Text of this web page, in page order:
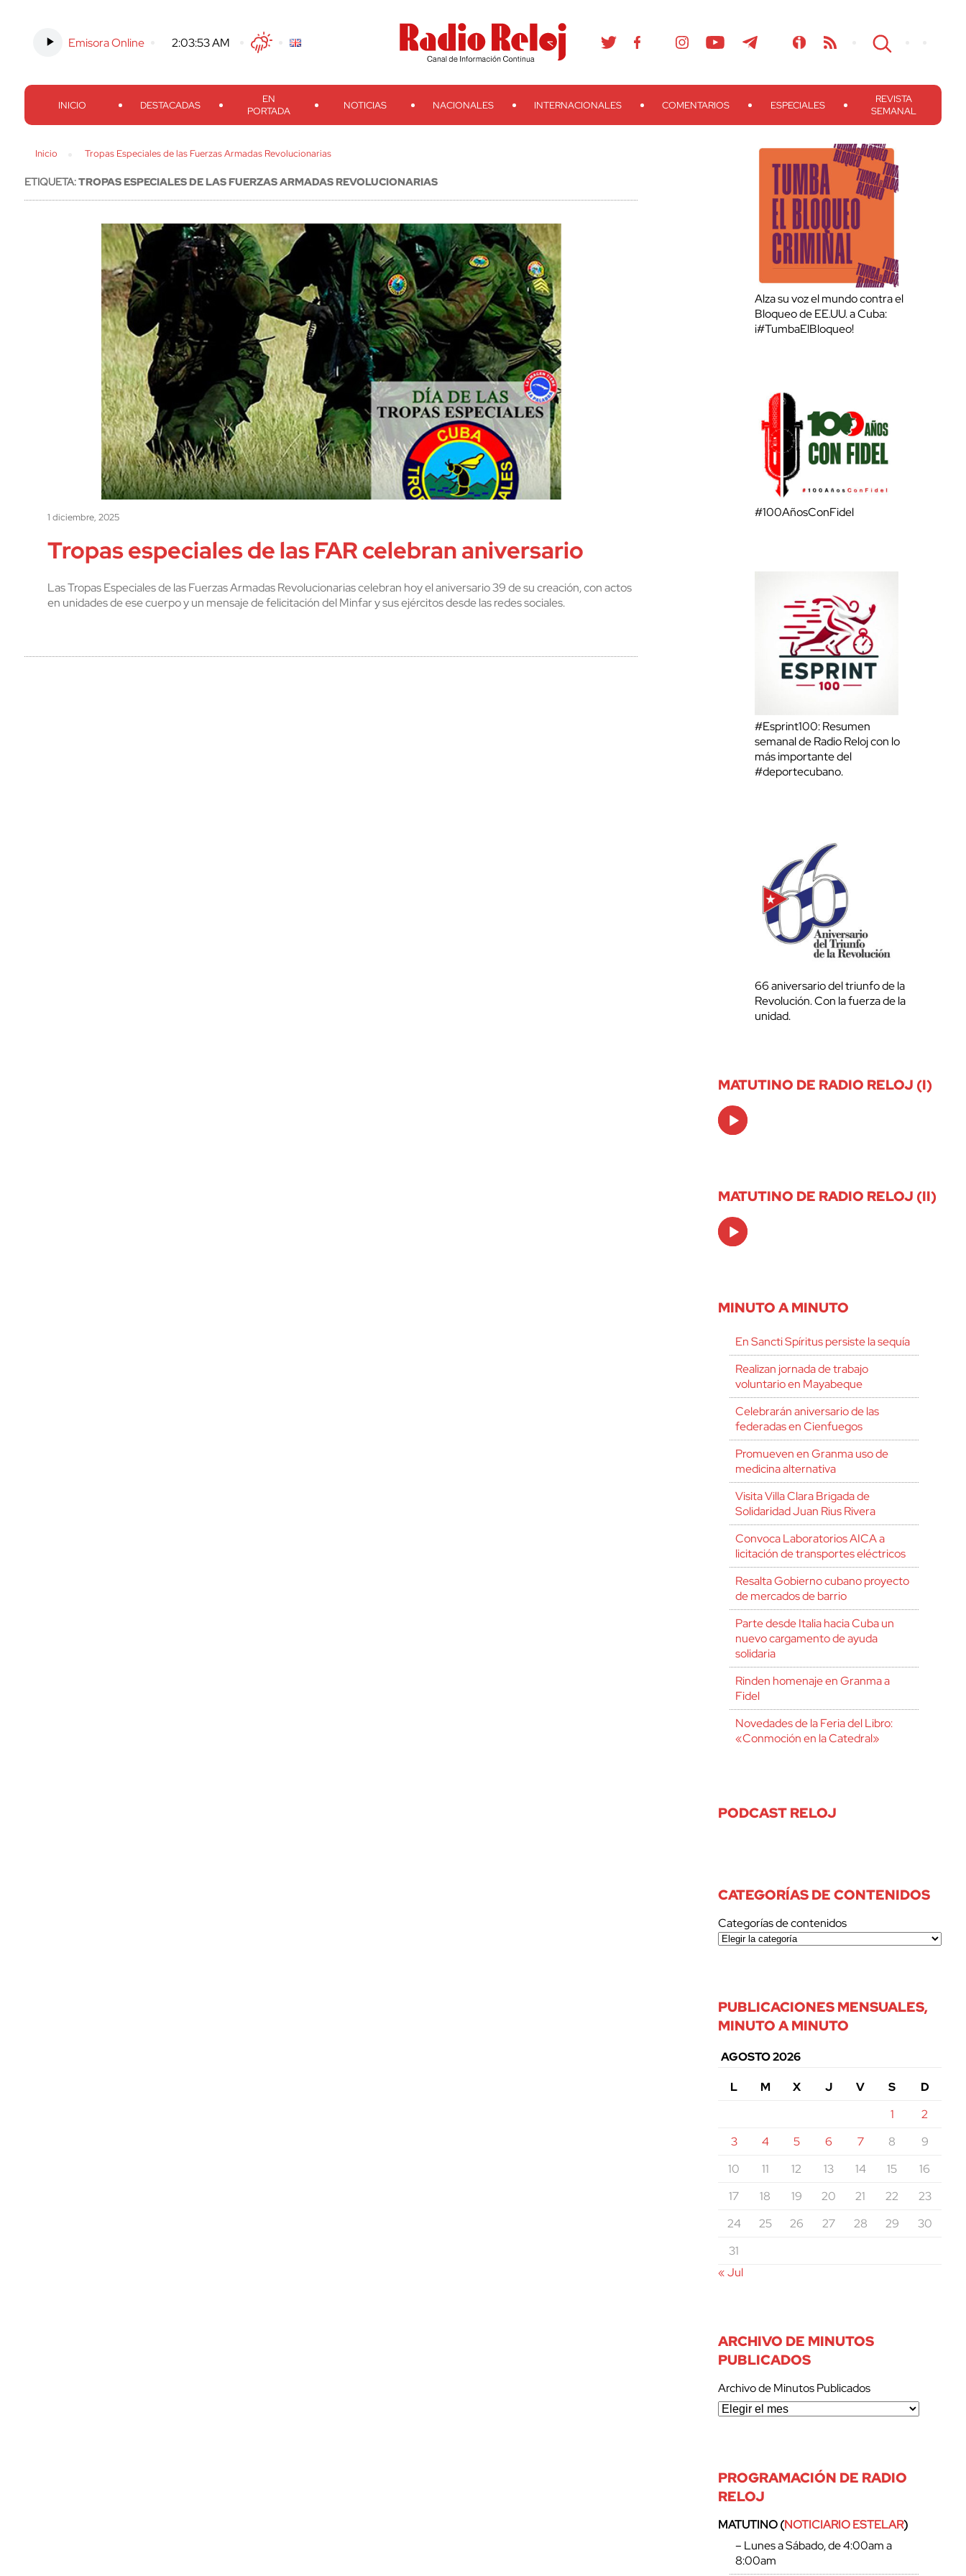
Emisora Online 2:03:54 AM TwitterFacebook
Threads
Instagram TelegramTeveo Ivoox RSS Search
INICIO DESTACADAS
EN
PORTADA
NOTICIAS NACIONALES INTERNACIONALES COMENTARIOS ESPECIALES
REVISTA
SEMANAL
Inicio Tropas Especiales de las Fuerzas Armadas Revolucionarias
ETIQUETA:TROPAS ESPECIALES DE LAS FUERZAS ARMADAS REVOLUCIONARIAS
1 diciembre, 2025
Tropas especiales de las FAR celebran aniversario
Las Tropas Especiales de las Fuerzas Armadas Revolucionarias celebran hoy el aniversario 39 de su creación, con actos
en unidades de ese cuerpo y un mensaje de felicitación del Minfar y sus ejércitos desde las redes sociales.
Alza su voz el mundo contra el
Bloqueo de EE.UU. a Cuba:
¡#TumbaElBloqueo!
#100AñosConFidel
#Esprint100: Resumen
semanal de Radio Reloj con lo
más importante del
#deportecubano.
66 aniversario del triunfo de la
Revolución. Con la fuerza de la
unidad.
MATUTINO DE RADIO RELOJ (I)
Audio
Player
MATUTINO DE RADIO RELOJ (II)
Audio
Player
MINUTO A MINUTO
En Sancti Spíritus persiste la sequía
Realizan jornada de trabajo
voluntario en Mayabeque
Celebrarán aniversario de las
federadas en Cienfuegos
Promueven en Granma uso de
medicina alternativa
Visita Villa Clara Brigada de
Solidaridad Juan Rius Rivera
Convoca Laboratorios AICA a
licitación de transportes eléctricos
Resalta Gobierno cubano proyecto
de mercados de barrio
Parte desde Italia hacia Cuba un
nuevo cargamento de ayuda
solidaria
Rinden homenaje en Granma a
Fidel
Novedades de la Feria del Libro:
«Conmoción en la Catedral»
PODCAST RELOJ
CATEGORÍAS DE CONTENIDOS
Categorías de contenidos
PUBLICACIONES MENSUALES,
MINUTO A MINUTO
AGOSTO 2026
L
M X J V S
D
1
2
3
4 5 6 7 8
9
10
11 12 13 14 15
16
17
18 19 20 21 22
23
24
25 26 27 28 29
30
31
« Jul
ARCHIVO DE MINUTOS
PUBLICADOS
Archivo de Minutos Publicados
PROGRAMACIÓN DE RADIO
RELOJ
MATUTINO (NOTICIARIO ESTELAR)
– Lunes a Sábado, de 4:00am a
8:00am